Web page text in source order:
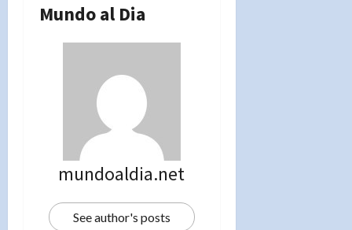
Mundo al Dia
mundoaldia.net
See author's posts